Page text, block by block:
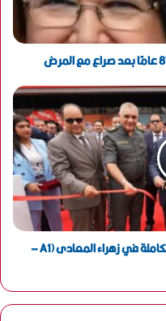
وزير البترول يفتتح محطة التموين المتكاملة في زهراء المعادى (A1 –